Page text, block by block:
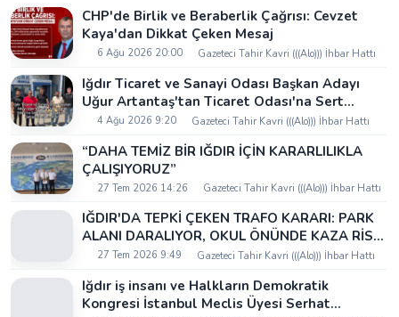
CHP'de Birlik ve Beraberlik Çağrısı: Cevzet
Kaya'dan Dikkat Çeken Mesaj
6 Ağu 2026 20:00 Gazeteci Tahir Kavri (((Alo))) İhbar Hattı
Iğdır Ticaret ve Sanayi Odası Başkan Adayı
Uğur Artantaş'tan Ticaret Odası'na Sert
Eleştiri: "Nakliyeci Sahipsiz Bırakılamaz"
4 Ağu 2026 9:20 Gazeteci Tahir Kavri (((Alo))) İhbar Hattı
“DAHA TEMİZ BİR IĞDIR İÇİN KARARLILIKLA
ÇALIŞIYORUZ”
27 Tem 2026 14:26 Gazeteci Tahir Kavri (((Alo))) İhbar Hattı
IĞDIR'DA TEPKİ ÇEKEN TRAFO KARARI: PARK
ALANI DARALIYOR, OKUL ÖNÜNDE KAZA RİSKİ
İDDİASI VE IĞDIR VALİSİ NEREDE?
27 Tem 2026 9:49 Gazeteci Tahir Kavri (((Alo))) İhbar Hattı
Iğdır iş insanı ve Halkların Demokratik
Kongresi İstanbul Meclis Üyesi Serhat